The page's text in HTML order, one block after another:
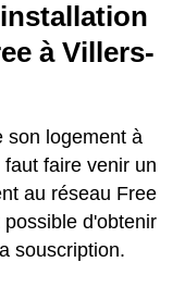
à Villers-
son logement à
faire venir un
au réseau Free
d'obtenir
souscription.